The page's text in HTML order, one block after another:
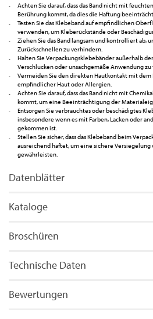
Achten Sie darauf, dass das Band nicht mit
Berührung kommt, da dies die Haftung
Testen Sie das Klebeband auf empfindlichen
verwenden, um Kleberückstände oder
Ziehen Sie das Band langsam und kontrolliert ab,
Zurückschnellen zu verhindern.
Halten Sie Verpackungsklebebänder außerhalb
Verschlucken oder unsachgemäße Anwendung
Vermeiden Sie den direkten Hautkontakt mit dem
empfindlicher Haut oder Allergien.
Achten Sie darauf, dass das Band nicht mit
kommt, um eine Beeinträchtigung der
Entsorgen Sie verbrauchtes oder beschädigtes
insbesondere wenn es mit Farben, Lacken oder
gekommen ist.
Stellen Sie sicher, dass das Klebeband beim
ausreichend haftet, um eine sichere Versiegelung
gewährleisten.
Datenblätter
Kataloge
Broschüren
Technische Daten
Bewertungen